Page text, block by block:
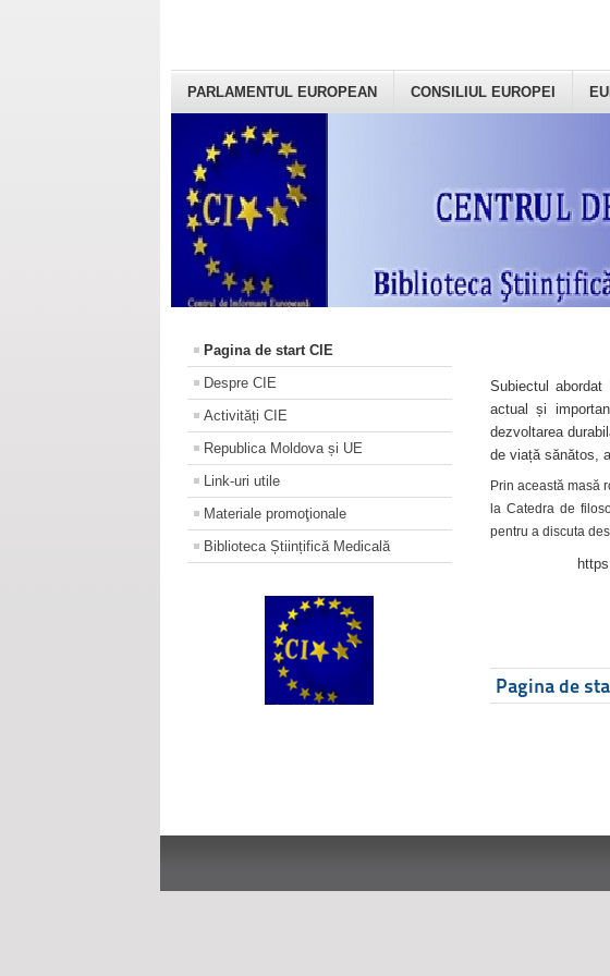
PARLAMENTUL EUROPEAN CONSILIUL EUROPEI
Pagina de start CIE
Despre CIE
Activități CIE
Republica Moldova și UE
Link-uri utile
Materiale promoţionale
Biblioteca Științifică Medicală
Subiectul
actual și
dezvoltarea
de viață sănătos,
Prin această masă
la Catedra de
pentru a discuta
Pagina de